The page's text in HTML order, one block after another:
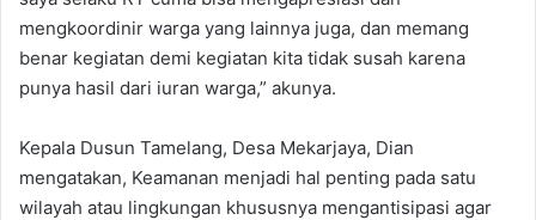
mengkoordinir warga yang lainnya juga, dan memang
benar kegiatan demi kegiatan kita tidak susah karena
punya hasil dari iuran warga,” akunya.
Kepala Dusun Tamelang, Desa Mekarjaya, Dian
mengatakan, Keamanan menjadi hal penting pada satu
wilayah atau lingkungan khususnya mengantisipasi agar